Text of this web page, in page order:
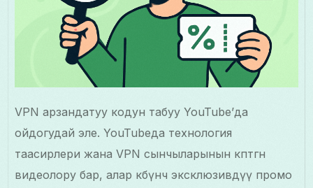
VPN арзандатуу кодун табуу YouTube’да
ойдогудай эле. YouTubeда технология
таасирлери жана VPN сынчыларынын көптөгөн
видеолору бар, алар көбүнчө эксклюзивдүү промо